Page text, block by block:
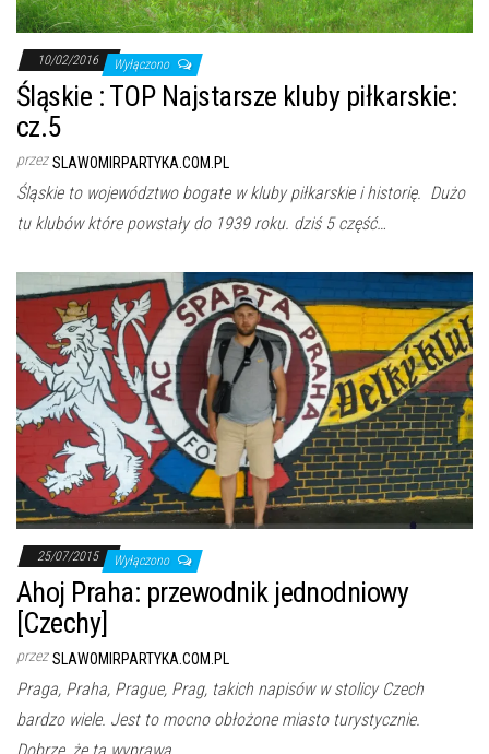
10/02/2016 Wyłączono
Śląskie : TOP Najstarsze kluby piłkarskie:
cz.5
przez SLAWOMIRPARTYKA.COM.PL
Śląskie to województwo bogate w kluby piłkarskie i historię. Dużo
tu klubów które powstały do 1939 roku. dziś 5 część…
25/07/2015 Wyłączono
Ahoj Praha: przewodnik jednodniowy
[Czechy]
przez SLAWOMIRPARTYKA.COM.PL
Praga, Praha, Prague, Prag, takich napisów w stolicy Czech
bardzo wiele. Jest to mocno obłożone miasto turystycznie.